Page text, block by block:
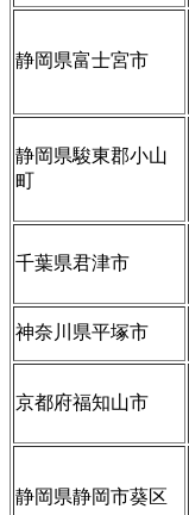
静岡県富士宮市
静岡県駿東郡小山
町
千葉県君津市
神奈川県平塚市
京都府福知山市
静岡県静岡市葵区